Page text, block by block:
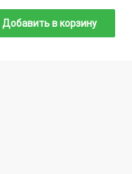
Добавить в корзину